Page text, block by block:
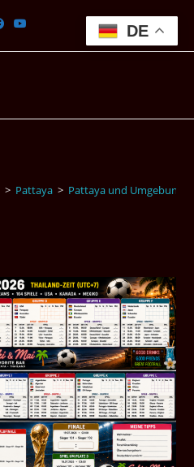
> Pattaya > Pattaya und Umgebung
DE